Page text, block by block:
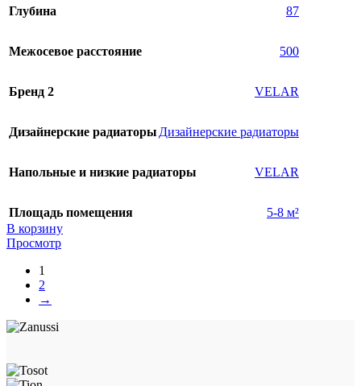
Глубина 87
Межосевое расстояние 500
Бренд 2 VELAR
Дизайнерские радиаторы Дизайнерские радиаторы
Напольные и низкие радиаторы VELAR
Площадь помещения
5-8 м²
В корзину
Просмотр
1
2
→